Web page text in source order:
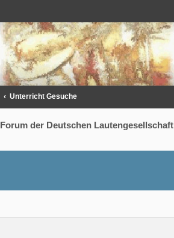
Unterricht Gesuche
Forum der Deutschen Lautengesellschaft